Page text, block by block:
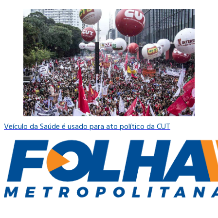
Veículo da Saúde é usado para ato político da CUT